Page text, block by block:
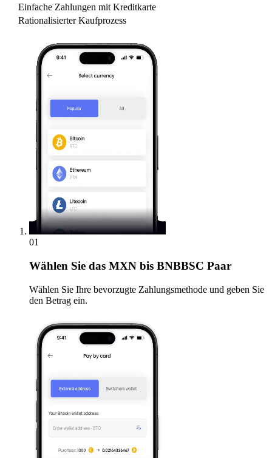
Einfache Zahlungen mit Kreditkarte
Rationalisierter Kaufprozess
01
Wählen Sie das MXN bis BNBBSC Paar
Wählen Sie Ihre bevorzugte Zahlungsmethode und geben Sie
den Betrag ein.